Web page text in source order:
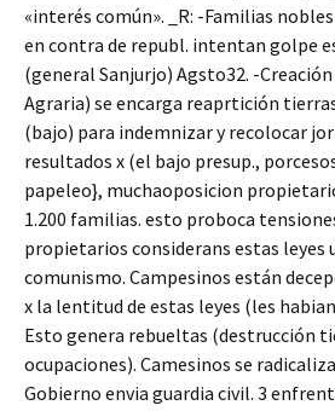
«interés común». _R: -Familias
en contra de republ. intentan golpe
(general Sanjurjo) Agsto32. -Creación
Agraria) se encarga reaprtición
(bajo) para indemnizar y recolocar
resultados x (el bajo presup.,
papeleo}, muchaoposicion
1.200 familias. esto proboca
propietarios considerans estas leyes
comunismo. Campesinos están
x la lentitud de estas leyes (les
Esto genera rebueltas (destrucción
ocupaciones). Camesinos se
Gobierno envia guardia civil. 3